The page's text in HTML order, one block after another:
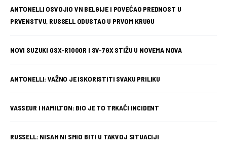
ANTONELLI OSVOJIO VN BELGIJE I POVEĆAO PREDNOST U
PRVENSTVU, RUSSELL ODUSTAO U PRVOM KRUGU
NOVI SUZUKI GSX-R1000R I SV-7GX STIŽU U NOVEMA NOVA
ANTONELLI: VAŽNO JE ISKORISTITI SVAKU PRILIKU
VASSEUR I HAMILTON: BIO JE TO TRKAĆI INCIDENT
RUSSELL: NISAM NI SMIO BITI U TAKVOJ SITUACIJI